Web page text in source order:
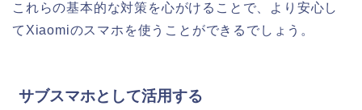
これらの基本的な対策を心がけることで、より安心し
てXiaomiのスマホを使うことができるでしょう。
サブスマホとして活用する